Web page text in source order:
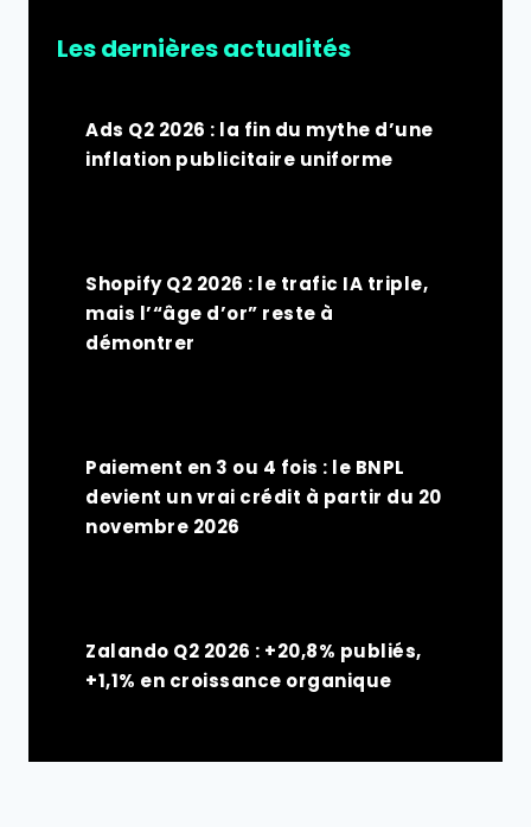
Les dernières actualités
Ads Q2 2026 : la fin du mythe d’une
inflation publicitaire uniforme
Shopify Q2 2026 : le trafic IA triple,
mais l’“âge d’or” reste à
démontrer
Paiement en 3 ou 4 fois : le BNPL
devient un vrai crédit à partir du 20
novembre 2026
Zalando Q2 2026 : +20,8% publiés,
+1,1% en croissance organique